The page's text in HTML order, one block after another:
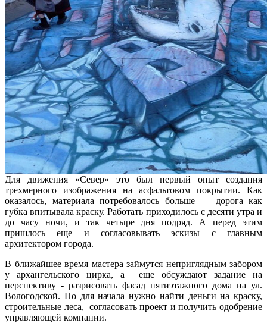
Для движения «Север» это был первый опыт создания
трехмерного изображения на асфальтовом покрытии. Как
оказалось, материала потребовалось больше — дорога как
губка впитывала краску. Работать приходилось с десяти утра и
до часу ночи, и так четыре дня подряд. А перед этим
пришлось еще и согласовывать эскизы с главным
архитектором города.
В ближайшее время мастера займутся неприглядным забором
у архангельского цирка, а еще обсуждают задание на
перспективу - разрисовать фасад пятиэтажного дома на ул.
Вологодской. Но для начала нужно найти деньги на краску,
строительные леса, согласовать проект и получить одобрение
управляющей компании.